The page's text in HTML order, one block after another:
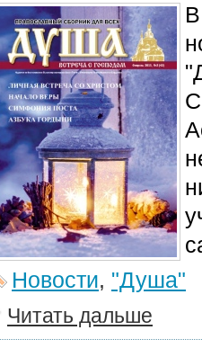
Новости, "Душа"
Читать дальше